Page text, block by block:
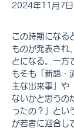
2024年11月7日
この時期になる
ものが発表され
とになる。一方
もそも「新語・
主な出来事」や
ないかと思うの
ったの？」とい
が若者に迎合し